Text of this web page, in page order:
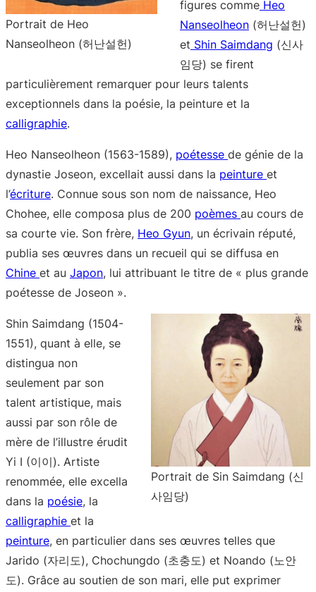
Portrait de Heo
Nanseolheon (허난설헌)
figures comme Heo
Nanseolheon (허난설헌)
et Shin Saimdang (신사
임당) se firent
particulièrement remarquer pour leurs talents
exceptionnels dans la poésie, la peinture et la
calligraphie.
Heo Nanseolheon (1563-1589), poétesse de génie de la
dynastie Joseon, excellait aussi dans la peinture et
l’écriture. Connue sous son nom de naissance, Heo
Chohee, elle composa plus de 200 poèmes au cours de
sa courte vie. Son frère, Heo Gyun, un écrivain réputé,
publia ses œuvres dans un recueil qui se diffusa en
Chine et au Japon, lui attribuant le titre de « plus grande
poétesse de Joseon ».
Portrait de Sin Saimdang (신
사임당)
Shin Saimdang (1504-
1551), quant à elle, se
distingua non
seulement par son
talent artistique, mais
aussi par son rôle de
mère de l’illustre érudit
Yi I (이이). Artiste
renommée, elle excella
dans la poésie, la
calligraphie et la
peinture, en particulier dans ses œuvres telles que
Jarido (자리도), Chochungdo (초충도) et Noando (노안
도). Grâce au soutien de son mari, elle put exprimer